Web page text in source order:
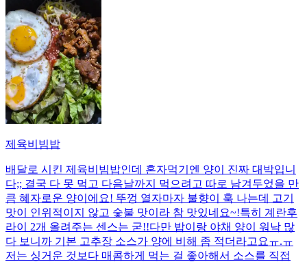
제육비빔밥
배달로 시킨 제육비빔밥인데 혼자먹기엔 양이 진짜 대박입니
다;; 결국 다 못 먹고 다음날까지 먹으려고 따로 남겨두었을 만
큼 혜자로운 양이에요! 뚜껑 열자마자 불향이 훅 나는데 고기
맛이 인위적이지 않고 숯불 맛이라 참 맛있네요~!특히 계란후
라이 2개 올려주는 센스는 굳!! ​다만 밥이랑 야채 양이 워낙 많
다 보니까 기본 고추장 소스가 양에 비해 좀 적더라고요ㅠ.ㅠ
저는 싱거운 것보다 매콤하게 먹는 걸 좋아해서 소스를 직접